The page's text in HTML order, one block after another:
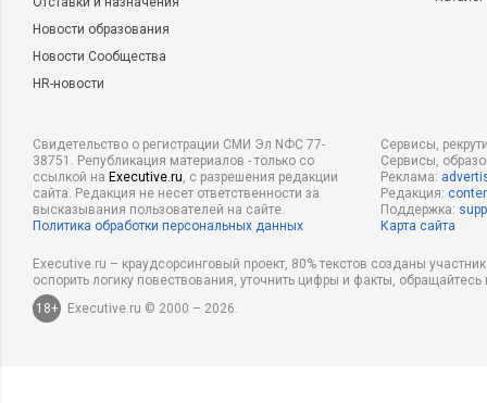
Новости образования
Новости Сообщества
HR-новости
Свидетельство о регистрации СМИ Эл NФС 77-
38751. Републикация материалов - только со
ссылкой на Executive.ru, с разрешения редакции
сайта. Редакция не несет ответственности за
высказывания пользователей на сайте.
Политика обработки персональных данных
Сервисы,
Сервисы,
Реклама:
Редакция:
Поддержка:
Карта сайта
Executive.ru – краудсорсинговый проект, 80% текстов созданы
оспорить логику повествования, уточнить цифры и факты,
18+
Executive.ru © 2000 – 2026.